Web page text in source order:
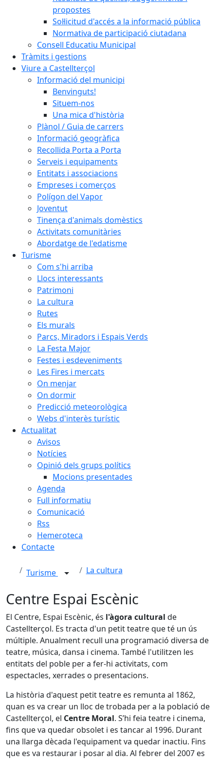
propostes
Sol·licitud d'accés a la informació pública
Normativa de participació ciutadana
Consell Educatiu Municipal
Tràmits i gestions
Viure a Castellterçol
Informació del municipi
Benvinguts!
Situem-nos
Una mica d'història
Plànol / Guia de carrers
Informació geogràfica
Recollida Porta a Porta
Serveis i equipaments
Entitats i associacions
Empreses i comerços
Polígon del Vapor
Joventut
Tinença d'animals domèstics
Activitats comunitàries
Abordatge de l'edatisme
Turisme
Com s'hi arriba
Llocs interessants
Patrimoni
La cultura
Rutes
Els murals
Parcs, Miradors i Espais Verds
La Festa Major
Festes i esdeveniments
Les Fires i mercats
On menjar
On dormir
Predicció meteorològica
Webs d'interès turístic
Actualitat
Avisos
Notícies
Opinió dels grups polítics
Mocions presentades
Agenda
Full informatiu
Comunicació
Rss
Hemeroteca
Contacte
Turisme La cultura
Centre Espai Escènic
El Centre, Espai Escènic, és l'àgora cultural de
Castellterçol. Es tracta d'un petit teatre que té un ús
múltiple. Anualment recull una programació diversa de
teatre, música, dansa i cinema. També l'utilitzen les
entitats del poble per a fer-hi activitats, com
espectacles, xerrades o presentacions.
La història d'aquest petit teatre es remunta al 1862,
quan es va crear un lloc de trobada per a la població de
Castellterçol, el Centre Moral. S’hi feia teatre i cinema,
fins que va quedar obsolet i es tancar al 1996. Durant
una llarga dècada l'equipament va quedar inactiu. Fins
que es va restaurar i posar al dia. Al febrer del 2007 es